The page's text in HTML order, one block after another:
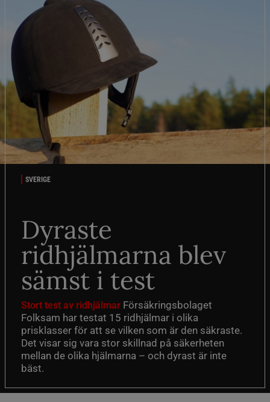
SVERIGE
Dyraste
ridhjälmarna blev
sämst i test
Stort test av ridhjälmar Försäkringsbolaget
Folksam har testat 15 ridhjälmar i olika
prisklasser för att se vilken som är den säkraste.
Det visar sig vara stor skillnad på säkerheten
mellan de olika hjälmarna – och dyrast är inte
bäst.